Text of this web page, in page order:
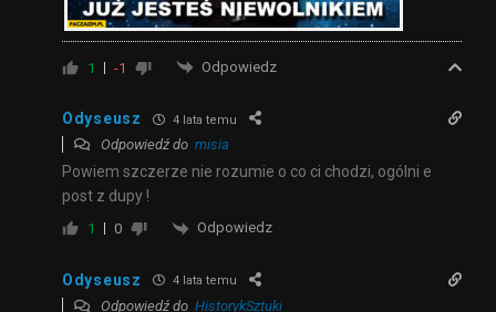
1 -1 Odpowiedz
Odyseusz 4 lata temu
Odpowiedź do misia
Powiem szczerze nie rozumie o co ci chodzi, ogólni e
post z dupy !
1 0 Odpowiedz
Odyseusz 4 lata temu
Odpowiedź do HistorykSztuki